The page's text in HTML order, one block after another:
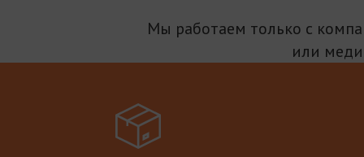
Мы работаем только с
или